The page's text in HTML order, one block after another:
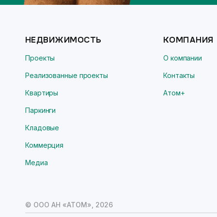
НЕДВИЖИМОСТЬ
Проекты
Реализованные проекты
Квартиры
Паркинги
Кладовые
Коммерция
Медиа
КОМПАНИЯ
О компании
Контакты
Атом+
© ООО АН «АТОМ», 2026